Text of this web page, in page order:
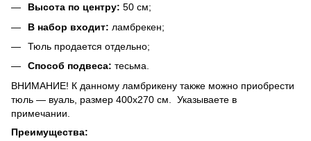
Высота по центру: 50 см;
В набор входит: ламбрекен;
Тюль продается отдельно;
Способ подвеса: тесьма.
ВНИМАНИЕ! К данному ламбрикену также можно приобрести
тюль ― вуаль, размер 400х270 см. Указываете в
примечании.
Преимущества: